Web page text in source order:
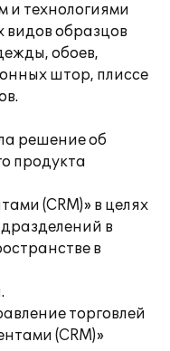
и технологиями
видов образцов
обоев,
штор, плиссе
решение об
продукта
(CRM)» в целях
в
в
торговлей
(CRM)»